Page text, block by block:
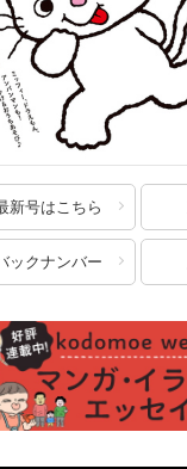
新号はこちら
ックナンバー